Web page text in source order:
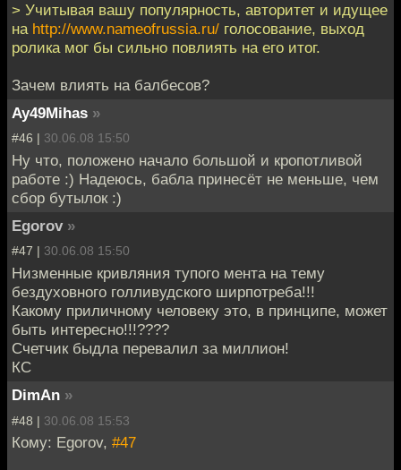
> Учитывая вашу популярность, авторитет и идущее
на http://www.nameofrussia.ru/ голосование, выход
ролика мог бы сильно повлиять на его итог.
Зачем влиять на балбесов?
Ay49Mihas »
#46 | 30.06.08 15:50
Ну что, положено начало большой и кропотливой
работе :) Надеюсь, бабла принесёт не меньше, чем
сбор бутылок :)
Egorov »
#47 | 30.06.08 15:50
Низменные кривляния тупого мента на тему
бездуховного голливудского ширпотреба!!!
Какому приличному человеку это, в принципе, может
быть интересно!!!????
Счетчик быдла перевалил за миллион!
КС
DimAn »
#48 | 30.06.08 15:53
Кому: Egorov, #47